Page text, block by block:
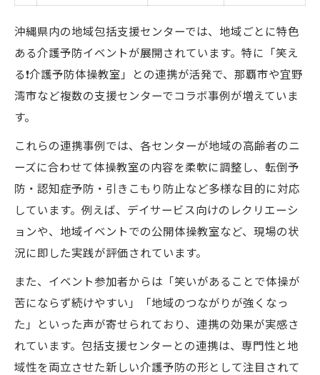
沖縄県内の地域包括支援センターでは、地域ごとに特色
ある介護予防イベントが展開されています。特に「笑え
る❗️介護予防体操教室」との連携が活発で、那覇市や宜野
湾市など複数の支援センターでコラボ事例が増えていま
す。
これらの連携事例では、各センターが地域の高齢者のニ
ーズに合わせて体操教室の内容を柔軟に調整し、転倒予
防・認知症予防・引きこもり防止など多様な目的に対応
しています。例えば、デイサービス向けのレクリエーシ
ョンや、地域イベントでの公開体操教室など、現場の状
況に即した実践が評価されています。
また、イベント参加者からは「笑いがあることで体操が
苦にならず続けやすい」「地域のつながりが強くなっ
た」といった声が寄せられており、連携の効果が実感さ
れています。包括支援センターとの連携は、専門性と地
域性を両立させた新しい介護予防の形として注目されて